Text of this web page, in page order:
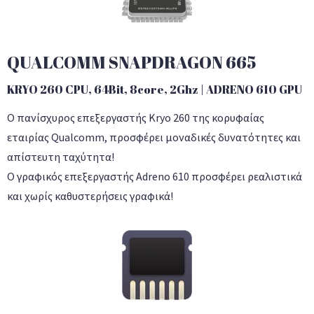
QUALCOMM SNAPDRAGON 665
KRYO 260 CPU, 64Bit, 8core, 2Ghz | ADRENO 610 GPU
Ο πανίσχυρος επεξεργαστής Kryo 260 της κορυφαίας
εταιρίας Qualcomm, προσφέρει μοναδικές δυνατότητες και
απίστευτη ταχύτητα!
Ο γραφικός επεξεργαστής Adreno 610 προσφέρει ρεαλιστικά
και χωρίς καθυστερήσεις γραφικά!